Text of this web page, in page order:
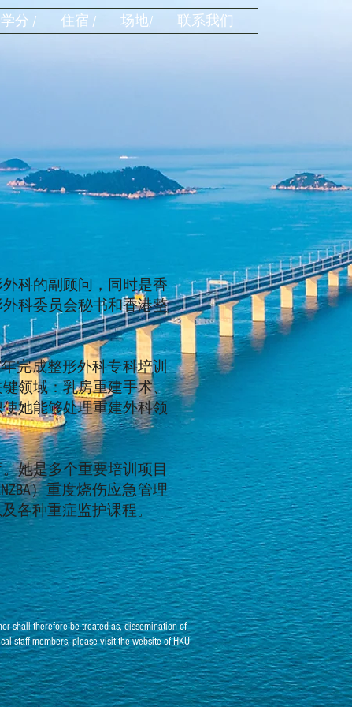
学分 / 住宿 / 场地/ 联系我们
科的副顾问，同时是香
科委员会秘书和香港整
完成整形外科专科培训
领域：乳房重建手术、
她能够处理重建外科领
她是多个重要培训项目
）重度烧伤应急管理
及各种重症监护课程。
shall therefore be treated as, dissemination of
staff members, please visit the website of HKU